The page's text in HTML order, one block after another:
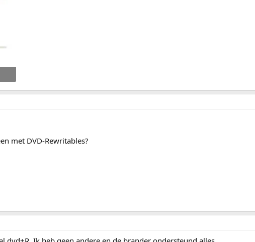
met DVD-Rewritables?